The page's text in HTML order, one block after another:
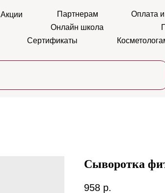
Партнерам
Онлайн школа
Оплата и
Акции
Сертификаты
Сыворотка
958 р.